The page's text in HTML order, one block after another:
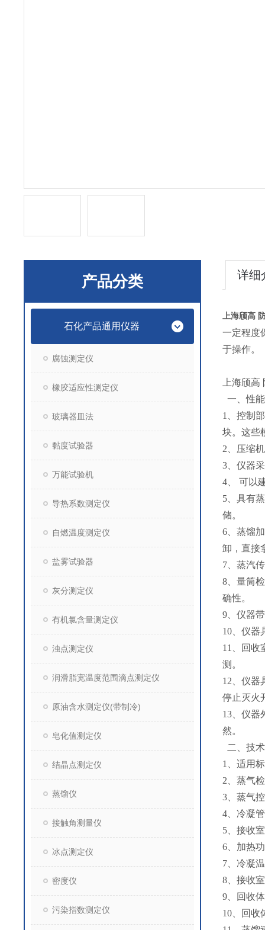
产品分类
石化产品通用仪器
腐蚀测定仪
橡胶适应性测定仪
玻璃器皿法
黏度试验器
万能试验机
导热系数测定仪
自燃温度测定仪
盐雾试验器
灰分测定仪
有机氯含量测定仪
浊点测定仪
润滑脂宽温度范围滴点测定仪
原油含水测定仪(带制冷)
皂化值测定仪
结晶点测定仪
蒸馏仪
接触角测量仪
冰点测定仪
密度仪
污染指数测定仪
详细
上海颀高
一定程度
于操作。
上海颀高
一、性
1、控制
块。这些
2、压缩
3、仪器
4、 可以
5、具有
储。
6、蒸馏
卸，直接
7、蒸汽
8、量筒
确性。
9、仪器
10、仪器
11、回收
测。
12、仪器
停止灭火
13、仪器
然。
二、技
1、适用
2、蒸气
3、蒸气
4、冷凝
5、接收
6、加热
7、冷凝
8、接收
9、回收
10、回收